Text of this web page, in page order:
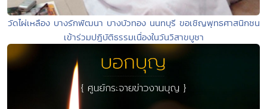
วัดไผ่เหลือง บางรักพัฒนา บางบัวทอง นนทบุรี ขอเชิญพุทธศาสนิกชน
เข้าร่วมปฎิบัติธรรมเนื่องในวันวิสาขบูชา